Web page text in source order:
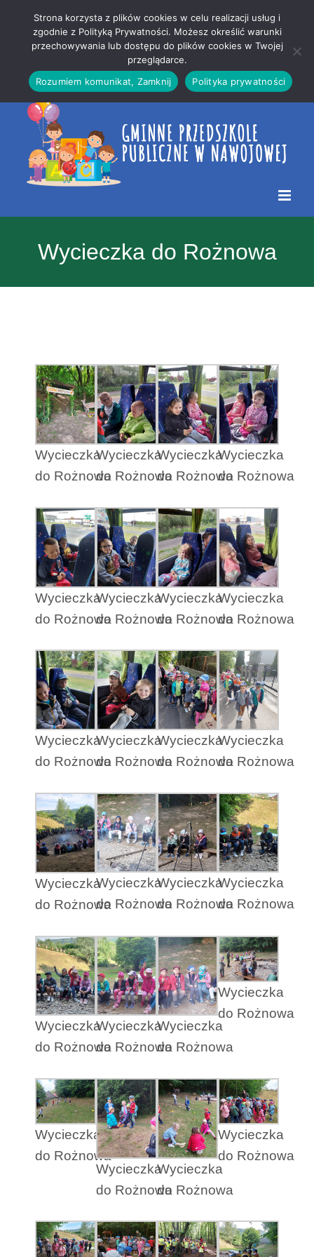
treści
strony
Wycieczka do Rożnowa
Wycieczka
do Rożnowa
Wycieczka
do Rożnowa
Wycieczka
do Rożnowa
Wycieczka
do Rożnowa
Wycieczka
do Rożnowa
Wycieczka
do Rożnowa
Wycieczka
do Rożnowa
Wycieczka
do Rożnowa
Wycieczka
do Rożnowa
Wycieczka
do Rożnowa
Wycieczka
do Rożnowa
Wycieczka
do Rożnowa
Wycieczka
do Rożnowa
Wycieczka
do Rożnowa
Wycieczka
do Rożnowa
Wycieczka
do Rożnowa
Wycieczka
do Rożnowa
Wycieczka
do Rożnowa
Wycieczka
do Rożnowa
Wycieczka
do Rożnowa
Wycieczka
do Rożnowa
Wycieczka
do Rożnowa
Wycieczka
do Rożnowa
Wycieczka
do Rożnowa
Strona korzysta z plików cookies w celu realizacji usług i
zgodnie z Polityką Prywatności. Możesz określić warunki
przechowywania lub dostępu do plików cookies w Twojej
przeglądarce.
Rozumiem komunikat, Zamknij
Polityka prywatności